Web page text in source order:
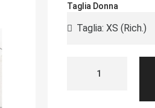
Taglia Donna